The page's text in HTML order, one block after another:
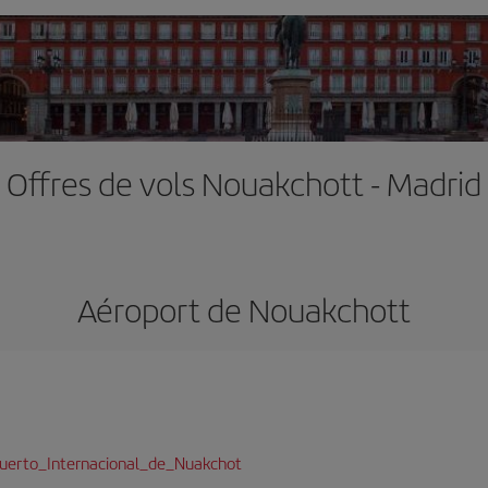
Offres de vols Nouakchott - Madrid
Aéroport de Nouakchott